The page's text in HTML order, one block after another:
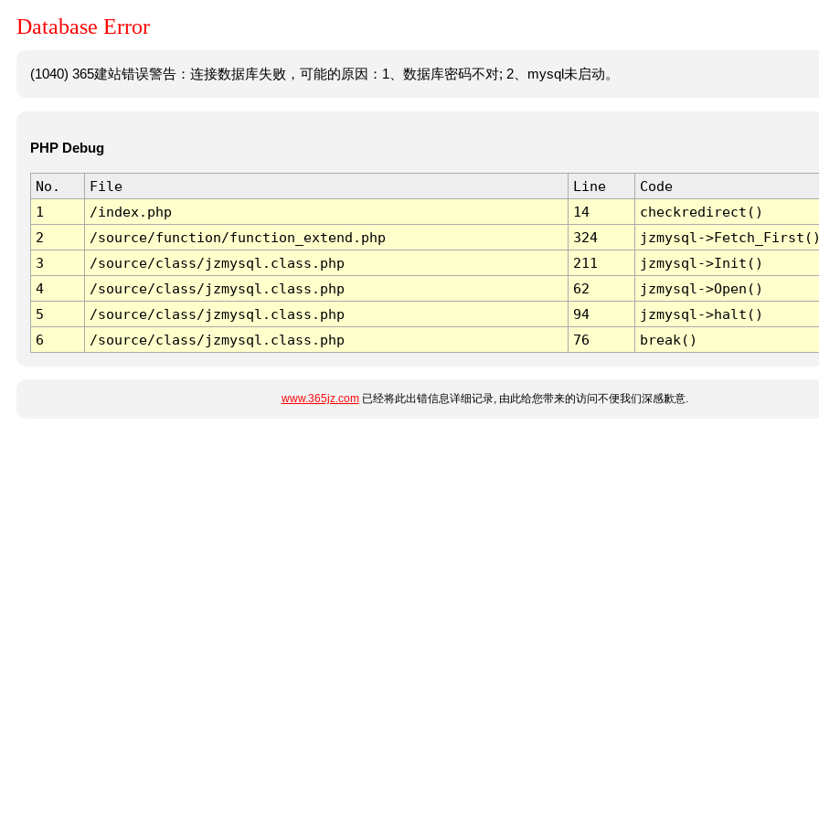
Database Error
(1040) 365建站错误警告：连接数据库失败，可能的原因：1、数据库密码不对; 2、mysql未启动。
PHP Debug
No. File Line
Code
1
/index.php 14
checkredirect()
2
/source/function/function_extend.php 324
jzmysql-
3
/source/class/jzmysql.class.php 211
jzmysql->Init()
4
/source/class/jzmysql.class.php 62
jzmysql->Open()
5
/source/class/jzmysql.class.php 94
jzmysql->halt()
6
/source/class/jzmysql.class.php 76 break()
www.365jz.com已经将此出错信息详细记录, 由此给您带来的访问不便我们深感歉意.